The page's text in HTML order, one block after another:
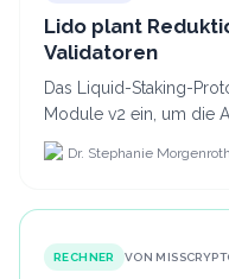
Lido plant
Validatoren
Das Liquid-Staking-
Module v2 ein, um die
von 880.000 auf etwa
Dr. Stephanie Morgenroth
RECHNER VON